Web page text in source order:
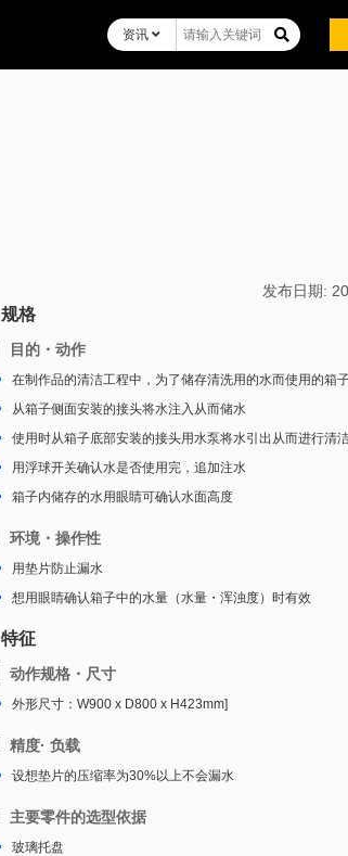
资讯
发布日期:
规格
目的・动作
在制作品的清洁工程中，为了储存清洗用的水而使用的箱
从箱子侧面安装的接头将水注入从而储水
使用时从箱子底部安装的接头用水泵将水引出从而进行清
用浮球开关确认水是否使用完，追加注水
箱子内储存的水用眼睛可确认水面高度
环境・操作性
用垫片防止漏水
想用眼睛确认箱子中的水量（水量・浑浊度）时有效
特征
动作规格・尺寸
外形尺寸：W900 x D800 x H423mm]
精度· 负载
设想垫片的压缩率为30%以上不会漏水
主要零件的选型依据
玻璃托盘